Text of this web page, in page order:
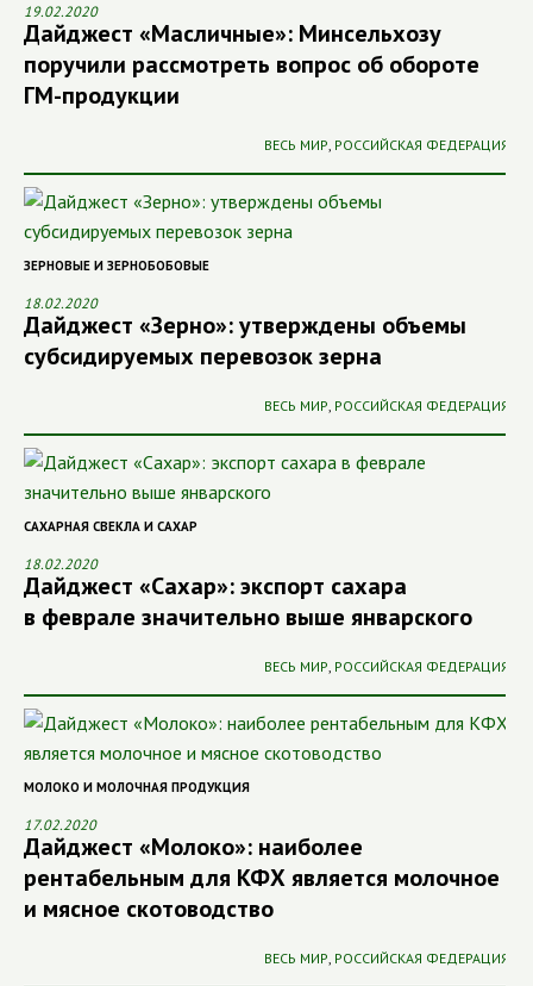
19.02.2020
Дайджест «Масличные»: Минсельхозу
поручили рассмотреть вопрос об обороте
ГМ-продукции
ВЕСЬ МИР РОССИЙСКАЯ ФЕДЕРАЦИЯ
ЗЕРНОВЫЕ И ЗЕРНОБОБОВЫЕ
18.02.2020
Дайджест «Зерно»: утверждены объемы
субсидируемых перевозок зерна
ВЕСЬ МИР РОССИЙСКАЯ ФЕДЕРАЦИЯ
САХАРНАЯ СВЕКЛА И САХАР
18.02.2020
Дайджест «Сахар»: экспорт сахара
в феврале значительно выше январского
ВЕСЬ МИР РОССИЙСКАЯ ФЕДЕРАЦИЯ
МОЛОКО И МОЛОЧНАЯ ПРОДУКЦИЯ
17.02.2020
Дайджест «Молоко»: наиболее
рентабельным для КФХ является молочное
и мясное скотоводство
ВЕСЬ МИР РОССИЙСКАЯ ФЕДЕРАЦИЯ